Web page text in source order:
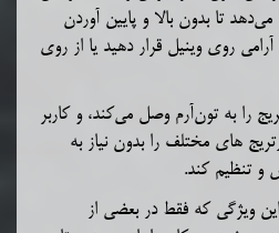
تا بدون بالا و پایین آوردن
روی وینیل قرار دهید یا از روی
را به تون‌آرم وصل می‌کند، و کاربر
های مختلف را بدون نیاز به
و تنظیم کند.
این ویژگی که فقط در بعضی از